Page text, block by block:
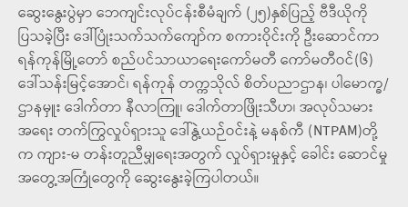
ဆွေးနွေးပွဲမှာ ဘေကျင်းလုပ်ငန်းစီမံချက် (၂၅)နှစ်ပြည့် ဗီဒီယိုကို
ပြသခဲ့ပြီး ဒေါ်ပြုံးသက်သက်ကျော်က စကားဝိုင်းကို ဦးဆောင်ကာ
ရန်ကုန်မြို့တော် စည်ပင်သာယာရေးကော်မတီ ကော်မတီဝင်(၆)
ဒေါ်သန်းမြင့်အောင်၊ ရန်ကုန် တက္ကသိုလ် စိတ်ပညာဌာန၊ ပါမောက္ခ/
ဌာနမှူး ဒေါက်တာ နီလာကြူ၊ ဒေါက်တာဖြိုးသီဟ၊ အလုပ်သမား
အရေး တက်ကြွလှုပ်ရှားသူ ဒေါ်နွဲ့ယဉ်ဝင်းနဲ့ မနစ်ကီ (NTPAM)တို့
က ကျား-မ တန်းတူညီမျှရေးအတွက် လှုပ်ရှားမှုနှင့် ခေါင်း ဆောင်မှု
အတွေ့အကြုံတွေကို ဆွေးနွေးခဲ့ကြပါတယ်။